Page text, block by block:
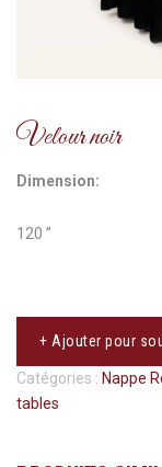
Velour noir
Dimension:
120 ’’
+ Ajouter pour
Catégories : Nappe
tables